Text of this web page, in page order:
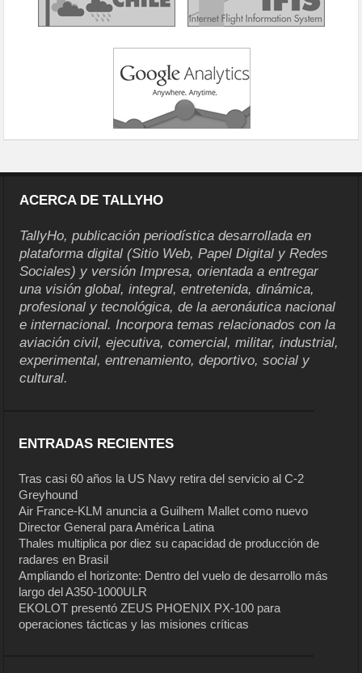
ACERCA DE TALLYHO
TallyHo, publicación periodística desarrollada en
plataforma digital (Sitio Web, Papel Digital y Redes
Sociales) y versión Impresa, orientada a entregar
una visión global, integral, entretenida, dinámica,
profesional y tecnológica, de la aeronáutica nacional
e internacional. Incorpora temas relacionados con la
aviación civil, ejecutiva, comercial, militar, industrial,
experimental, entrenamiento, deportivo, social y
cultural.
ENTRADAS RECIENTES
Tras casi 60 años la US Navy retira del servicio al C-2
Greyhound
Air France-KLM anuncia a Guilhem Mallet como nuevo
Director General para América Latina
Thales multiplica por diez su capacidad de producción de
radares en Brasil
Ampliando el horizonte: Dentro del vuelo de desarrollo más
largo del A350-1000ULR
EKOLOT presentó ZEUS PHOENIX PX-100 para
operaciones tácticas y las misiones críticas